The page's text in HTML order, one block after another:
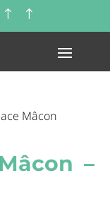
! !
Mâcon
–